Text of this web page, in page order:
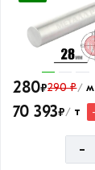
280₽290 ₽/ м
70 393₽/ т
-